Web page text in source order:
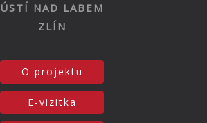
ÚSTÍ NAD LABEM
ZLÍN
O projektu
E-vizitka